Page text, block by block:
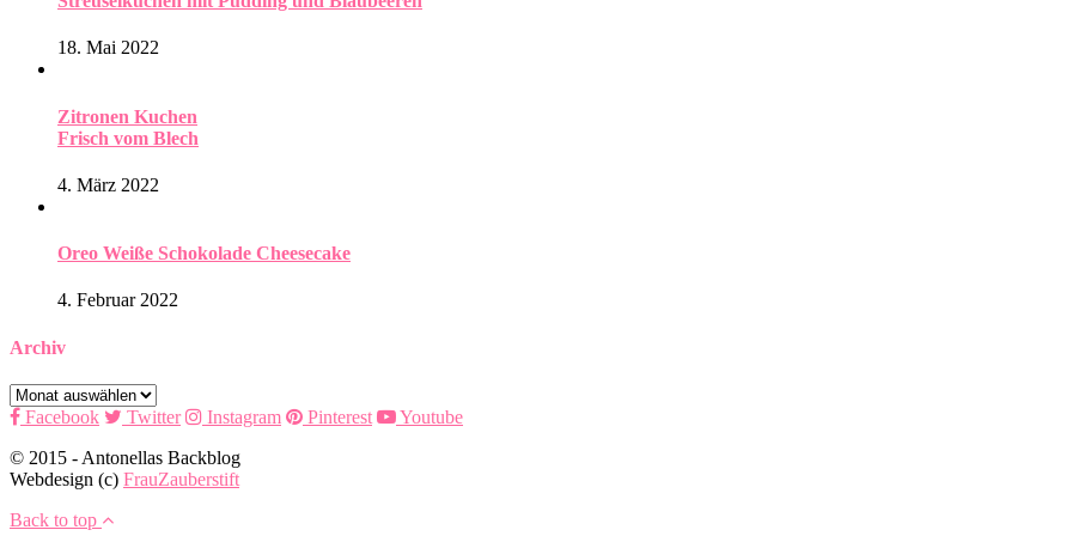
18. Mai 2022
Zitronen Kuchen
Frisch vom Blech
4. März 2022
Oreo Weiße Schokolade Cheesecake
4. Februar 2022
Archiv
Archiv
Facebook
Twitter Instagram Pinterest
Youtube
© 2015 - Antonellas Backblog
Webdesign (c) FrauZauberstift
Back to top